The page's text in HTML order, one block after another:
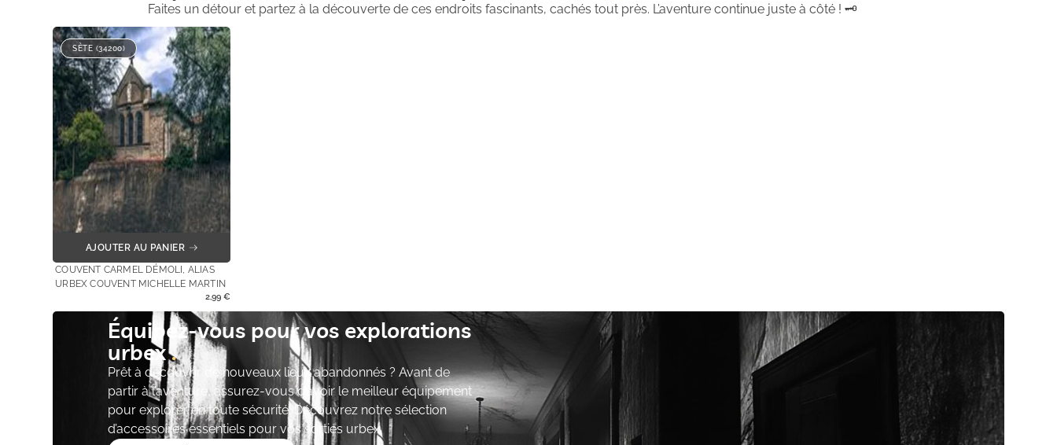
Faites un détour et partez à la découverte de ces endroits fascinants, cachés tout près. L’aventure continue juste à côté ! 🗝️
SÈTE (34200)
AJOUTER AU PANIER
COUVENT CARMEL DÉMOLI, ALIAS
URBEX COUVENT MICHELLE MARTIN
2,99€
Équipez-vous pour vos explorations
urbex
Prêt à découvrir de nouveaux lieux abandonnés ? Avant de
partir à l’aventure, assurez-vous d’avoir le meilleur équipement
pour explorer en toute sécurité. Découvrez notre sélection
d’accessoires essentiels pour vos sorties urbex.